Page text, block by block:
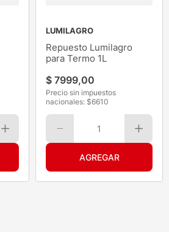
LUMILAGRO
Repuesto Lumilagro
para Termo 1L
$ 7999,00
Precio sin impuestos
nacionales: $6610
1